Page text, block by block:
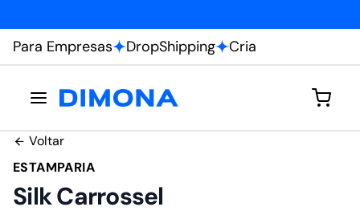
Para Empresas DropShipping Cria
Voltar
ESTAMPARIA
Silk Carrossel